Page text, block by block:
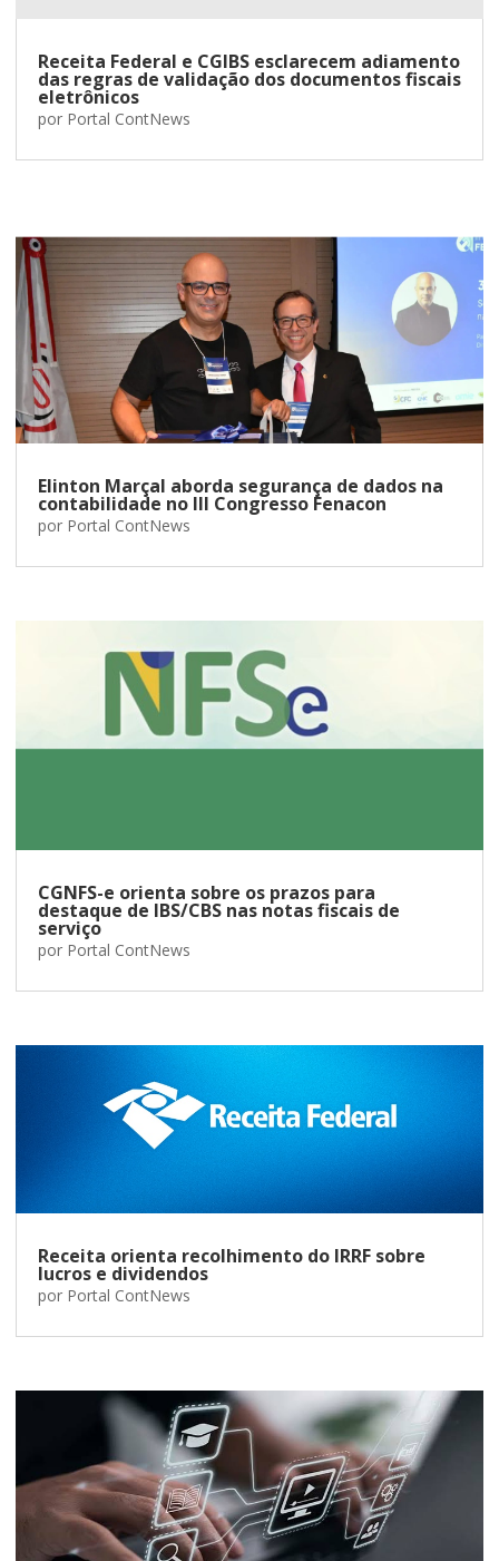
Receita Federal e CGIBS esclarecem adiamento
das regras de validação dos documentos fiscais
eletrônicos
por Portal ContNews
Elinton Marçal aborda segurança de dados na
contabilidade no III Congresso Fenacon
por Portal ContNews
CGNFS-e orienta sobre os prazos para
destaque de IBS/CBS nas notas fiscais de
serviço
por Portal ContNews
Receita orienta recolhimento do IRRF sobre
lucros e dividendos
por Portal ContNews